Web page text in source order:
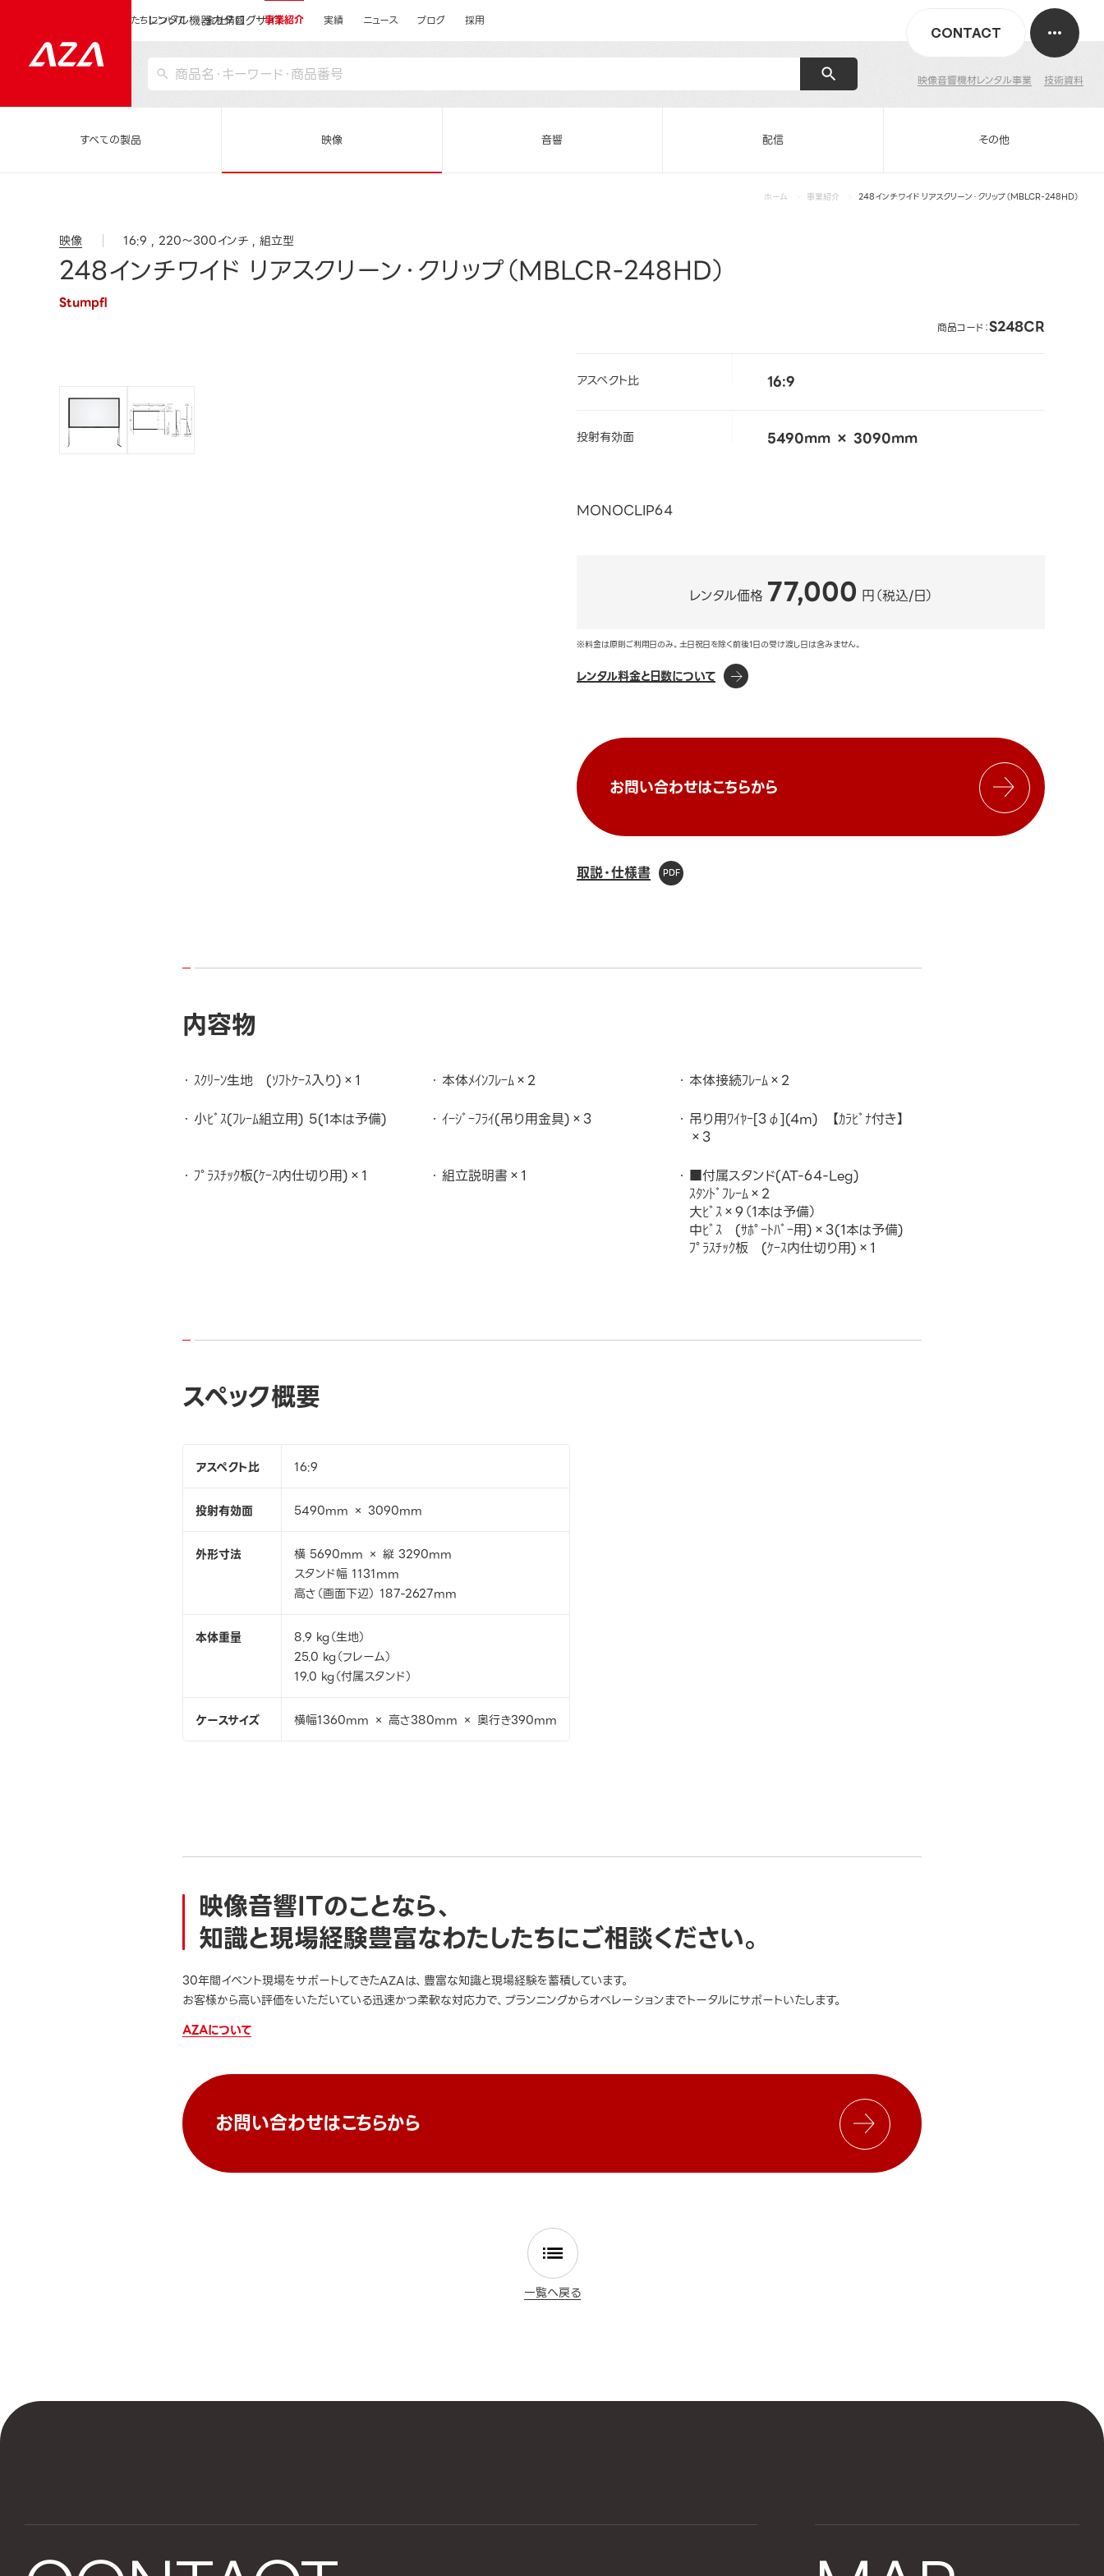
レンタル機器カタログサイト
映像音響機材レンタル事業 技術資料
CONTACT
私たちについて 会社情報 事業紹介 実績 ニュース ブログ 採用
すべての製品 映像 音響 配信 その他
ホーム 事業紹介 248インチワイド リアスクリーン・クリップ（MBLCR-248HD）
映像 16:9 220～300インチ 組立型
248インチワイド リアスクリーン・クリップ（MBLCR-248HD）
Stumpfl
商品コード：S248CR
アスペクト比 16:9
投射有効面 5490mm × 3090mm
MONOCLIP64
レンタル価格 77,000 円（税込/日）
※料金は原則ご利用日のみ。土日祝日を除く前後1日の受け渡し日は含みません。
レンタル料金と日数について
お問い合わせはこちらから
取説・仕様書
内容物
ｽｸﾘｰﾝ生地 (ｿﾌﾄｹｰｽ入り)×1 本体ﾒｲﾝﾌﾚｰﾑ×2
本体接続ﾌﾚｰﾑ×2
小ﾋﾞｽ(ﾌﾚｰﾑ組立用) 5(1本は予備)
ｲｰｼﾞｰﾌﾗｲ(吊り用金具)×3
吊り用ﾜｲﾔｰ[3φ](4m) 【ｶﾗﾋﾞﾅ付き】
×3
ﾌﾟﾗｽﾁｯｸ板(ｹｰｽ内仕切り用)×1
組立説明書×1
■付属スタンド(AT-64-Leg)
ｽﾀﾝﾄﾞﾌﾚｰﾑ×2
大ﾋﾞｽ×9（1本は予備）
中ﾋﾞｽ (ｻﾎﾟｰﾄﾊﾞｰ用)×3(1本は予備)
ﾌﾟﾗｽﾁｯｸ板 (ｹｰｽ内仕切り用)×1
スペック概要
アスペクト比 16:9
投射有効面 5490mm × 3090mm
外形寸法
横 5690mm × 縦 3290mm
スタンド幅 1131mm
高さ（画面下辺） 187-2627mm
本体重量
8.9 kg（生地）
25.0 kg（フレーム）
19.0 kg（付属スタンド）
ケースサイズ 横幅1360mm × 高さ380mm × 奥行き390mm
映像音響ITのことなら、
知識と現場経験豊富なわたしたちにご相談ください。
30年間イベント現場をサポートしてきたAZAは、豊富な知識と現場経験を蓄積しています。
お客様から高い評価をいただいている迅速かつ柔軟な対応力で、プランニングからオペレーションまでトータルにサポートいたします。
AZAについて
お問い合わせはこちらから
一覧へ戻る